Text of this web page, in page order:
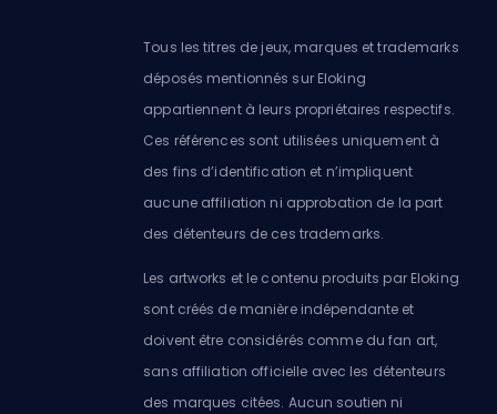
Tous les titres de jeux, marques et trademarks
déposés mentionnés sur Eloking
appartiennent à leurs propriétaires respectifs.
Ces références sont utilisées uniquement à
des fins d’identification et n’impliquent
aucune affiliation ni approbation de la part
des détenteurs de ces trademarks.
Les artworks et le contenu produits par Eloking
sont créés de manière indépendante et
doivent être considérés comme du fan art,
sans affiliation officielle avec les détenteurs
des marques citées. Aucun soutien ni